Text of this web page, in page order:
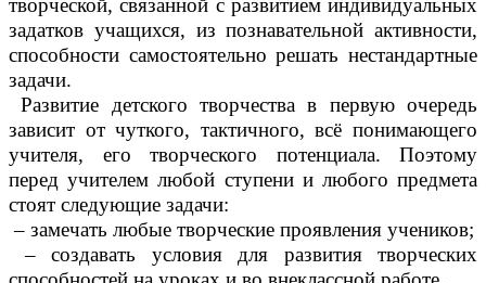
творческой, связанной с развитием индивидуальных
задатков учащихся, из познавательной активности,
способности самостоятельно решать нестандартные
задачи.
Развитие детского творчества в первую очередь
зависит от чуткого, тактичного, всё понимающего
учителя, его творческого потенциала. Поэтому
перед учителем любой ступени и любого предмета
стоят следующие задачи:
– замечать любые творческие проявления учеников;
– создавать условия для развития творческих